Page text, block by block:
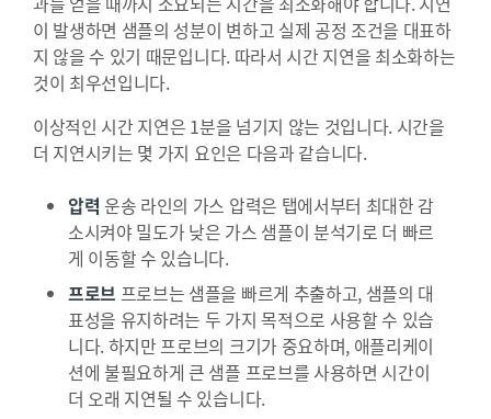
이 발생하면 샘플의 성분이 변하고 실제 공정 조건을 대표하
지 않을 수 있기 때문입니다. 따라서 시간 지연을 최소화하는
것이 최우선입니다.
이상적인 시간 지연은 1분을 넘기지 않는 것입니다. 시간을
더 지연시키는 몇 가지 요인은 다음과 같습니다.
압력 운송 라인의 가스 압력은 탭에서부터 최대한 감
소시켜야 밀도가 낮은 가스 샘플이 분석기로 더 빠르
게 이동할 수 있습니다.
프로브 프로브는 샘플을 빠르게 추출하고, 샘플의 대
표성을 유지하려는 두 가지 목적으로 사용할 수 있습
니다. 하지만 프로브의 크기가 중요하며, 애플리케이
션에 불필요하게 큰 샘플 프로브를 사용하면 시간이
더 오래 지연될 수 있습니다.